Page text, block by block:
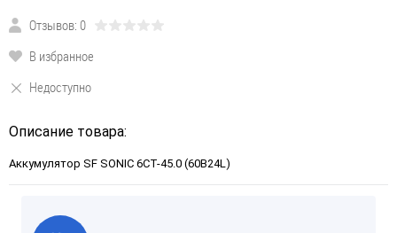
Отзывов: 0
В избранное
Недоступно
Описание товара:
Аккумулятор SF SONIC 6СТ-45.0 (60B24L)